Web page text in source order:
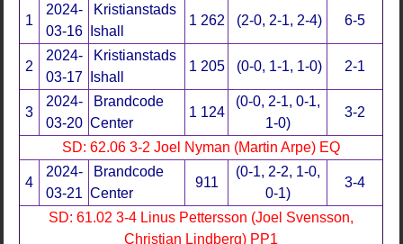
1
2024-
03-16
Kristianstads
Ishall
1 262 (2-0, 2-1, 2-4) 6-5
2
2024-
03-17
Kristianstads
Ishall
1 205 (0-0, 1-1, 1-0) 2-1
3
2024-
03-20
Brandcode
Center
1 124
(0-0, 2-1, 0-1,
1-0)
3-2
SD: 62.06 3-2 Joel Nyman (Martin Arpe) EQ
4
2024-
03-21
Brandcode
Center
911
(0-1, 2-2, 1-0,
0-1)
3-4
SD: 61.02 3-4 Linus Pettersson (Joel Svensson,
Christian Lindberg) PP1